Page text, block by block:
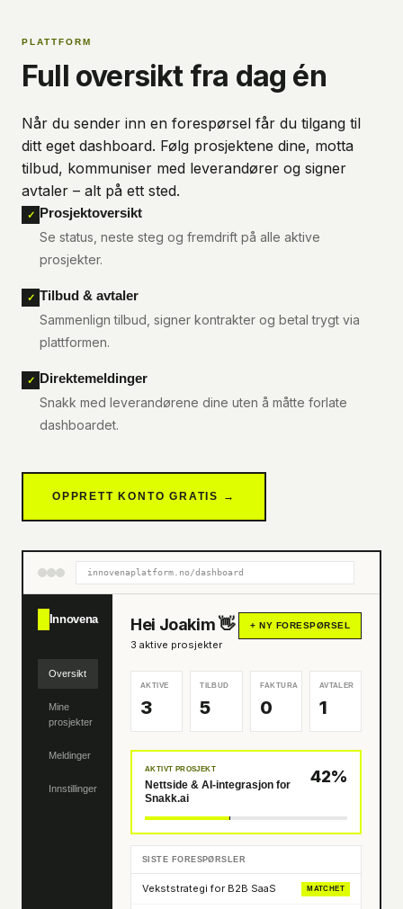
PLATTFORM
Full oversikt fra dag én
Når du sender inn en forespørsel får du tilgang til
ditt eget dashboard. Følg prosjektene dine, motta
tilbud, kommuniser med leverandører og signer
avtaler – alt på ett sted.
✓ Prosjektoversikt
Se status, neste steg og fremdrift på alle aktive
prosjekter.
✓ Tilbud & avtaler
Sammenlign tilbud, signer kontrakter og betal trygt via
plattformen.
✓ Direktemeldinger
Snakk med leverandørene dine uten å måtte forlate
dashboardet.
OPPRETT KONTO GRATIS →
innovenaplatform.no/dashboard
Innovena
Oversikt
Mine
prosjekter
Meldinger
Innstillinger
Hei Joakim 👋
3 aktive prosjekter
+ NY FORESPØRSEL
AKTIVE
3
TILBUD
5
FAKTURA
0
AVTALER
1
AKTIVT PROSJEKT
Nettside & AI-integrasjon for
Snakk.ai
42%
SISTE FORESPØRSLER
Vekststrategi for B2B SaaS MATCHET